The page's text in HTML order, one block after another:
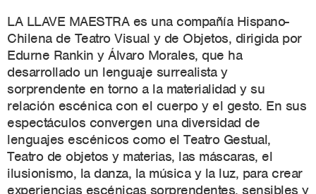
LA LLAVE MAESTRA es una compañía Hispano-
Chilena de Teatro Visual y de Objetos, dirigida por
Edurne Rankin y Álvaro Morales, que ha
desarrollado un lenguaje surrealista y
sorprendente en torno a la materialidad y su
relación escénica con el cuerpo y el gesto. En sus
espectáculos convergen una diversidad de
lenguajes escénicos como el Teatro Gestual,
Teatro de objetos y materias, las máscaras, el
ilusionismo, la danza, la música y la luz, para crear
experiencias escénicas sorprendentes, sensibles y